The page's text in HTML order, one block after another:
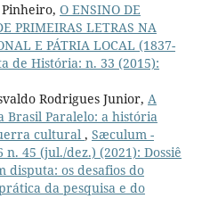
O ENSINO DE
PRIMEIRAS LETRAS NA
E PÁTRIA LOCAL (1837-
de História: n. 33 (2015):
Rodrigues Junior, A
Brasil Paralelo: a história
cultural , Sæculum -
45 (jul./dez.) (2021): Dossiê
disputa: os desafios do
da pesquisa e do